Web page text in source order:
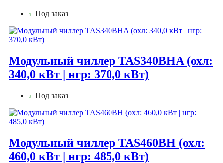
Под заказ
Модульный чиллер TAS340BHA (охл:
340,0 кВт | нгр: 370,0 кВт)
Под заказ
Модульный чиллер TAS460BH (охл:
460,0 кВт | нгр: 485,0 кВт)